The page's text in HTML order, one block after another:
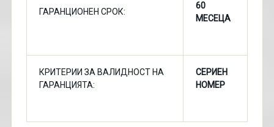
ГАРАНЦИОНЕН СРОК:
60
МЕСЕЦА
КРИТЕРИИ ЗА ВАЛИДНОСТ НА
ГАРАНЦИЯТА:
СЕРИЕН
НОМЕР